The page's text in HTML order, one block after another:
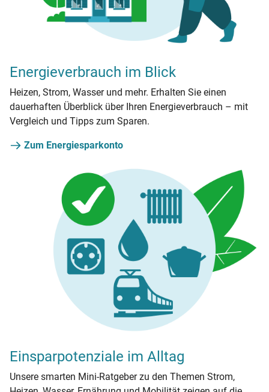
Energieverbrauch im Blick
Heizen, Strom, Wasser und mehr. Erhalten Sie einen
dauerhaften Überblick über Ihren Energieverbrauch – mit
Vergleich und Tipps zum Sparen.
Zum Energiesparkonto
Einsparpotenziale im Alltag
Unsere smarten Mini-Ratgeber zu den Themen Strom,